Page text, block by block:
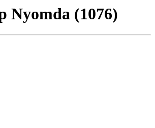
Nyomda (1076)